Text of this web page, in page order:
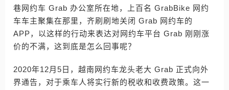
巷网约车 Grab 办公室所在地，上百名 GrabBike 网约
车车主聚集在那里，齐刷刷地关闭 Grab 网约车的
APP，以这样的行动来表达对网约车平台 Grab 刚刚涨
价的不满，这到底是怎么回事呢？
2020年12月5日，越南网约车龙头老大 Grab 正式向外
界通告，对于乘车人将实行新的税收和收费政策。这一